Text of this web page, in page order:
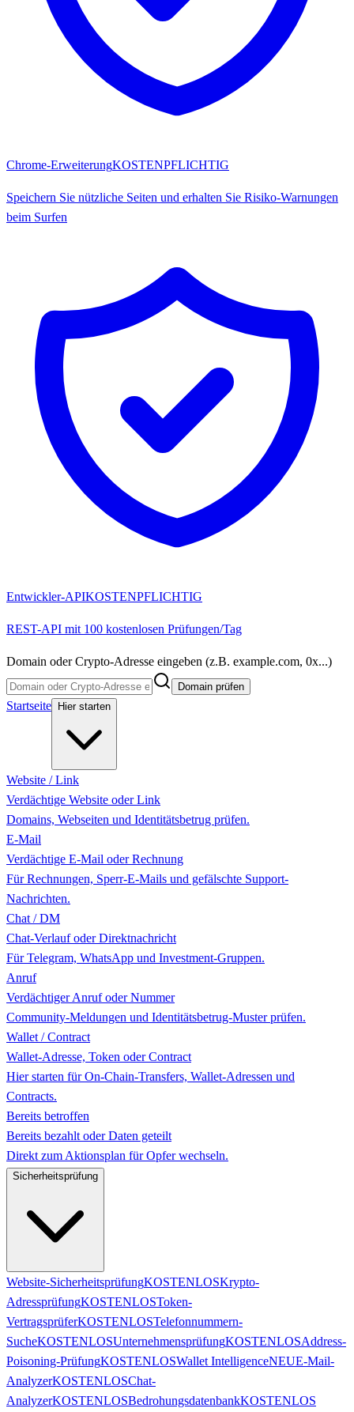
Chrome-ErweiterungKOSTENPFLICHTIG
Speichern Sie nützliche Seiten und erhalten Sie Risiko-Warnungen
beim Surfen
Entwickler-APIKOSTENPFLICHTIG
REST-API mit 100 kostenlosen Prüfungen/Tag
Domain oder Crypto-Adresse eingeben (z.B. example.com, 0x...)
Domain prüfen
Startseite Hier starten
Website / Link
Verdächtige Website oder Link
Domains, Webseiten und Identitätsbetrug prüfen.
E-Mail
Verdächtige E-Mail oder Rechnung
Für Rechnungen, Sperr-E-Mails und gefälschte Support-
Nachrichten.
Chat / DM
Chat-Verlauf oder Direktnachricht
Für Telegram, WhatsApp und Investment-Gruppen.
Anruf
Verdächtiger Anruf oder Nummer
Community-Meldungen und Identitätsbetrug-Muster prüfen.
Wallet / Contract
Wallet-Adresse, Token oder Contract
Hier starten für On-Chain-Transfers, Wallet-Adressen und
Contracts.
Bereits betroffen
Bereits bezahlt oder Daten geteilt
Direkt zum Aktionsplan für Opfer wechseln.
Sicherheitsprüfung
Website-SicherheitsprüfungKOSTENLOSKrypto-
AdressprüfungKOSTENLOSToken-
VertragsprüferKOSTENLOSTelefonnummern-
SucheKOSTENLOSUnternehmensprüfungKOSTENLOSAddress-
Poisoning-PrüfungKOSTENLOSWallet IntelligenceNEUE-Mail-
AnalyzerKOSTENLOSChat-
AnalyzerKOSTENLOSBedrohungsdatenbankKOSTENLOS